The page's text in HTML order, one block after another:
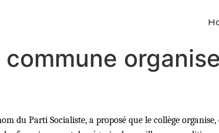
du Parti Socialiste, a proposé que le collège